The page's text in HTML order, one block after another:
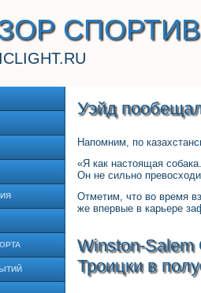
Уэйд
Напомним, по
«Я как настоящая
Он не сильно
Отметим, что во время
же впервые в карьере
Winston-Salem
Троицки в